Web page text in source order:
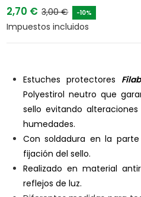
2,70 € 3,00 € -10%
Impuestos incluidos
Estuches protectores
Polyestirol neutro que
sello evitando
humedades.
Con soldadura en la
fijación del sello.
Realizado en material
reflejos de luz.